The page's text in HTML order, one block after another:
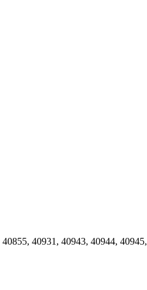
40855, 40931 , 40943, 40944, 40945,